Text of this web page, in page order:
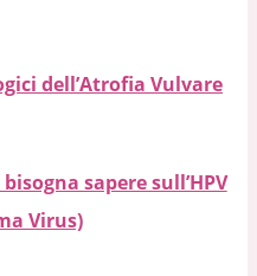
dell’Atrofia Vulvare
sapere sull’HPV
Virus)